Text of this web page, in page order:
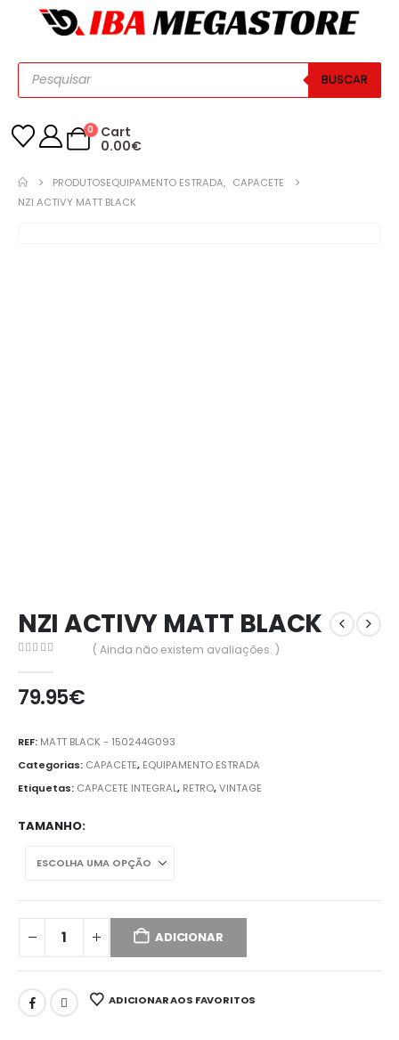
BUSCAR
0
Cart
0.00€
PRODUTOSEQUIPAMENTO ESTRADA, CAPACETE
NZI ACTIVY MATT BLACK
NZI ACTIVY MATT BLACK
( Ainda não existem avaliações. )
79.95€
REF: MATT BLACK - 150244G093
Categorias: CAPACETE, EQUIPAMENTO ESTRADA
Etiquetas: CAPACETE INTEGRAL, RETRO,VINTAGE
TAMANHO
ADICIONAR
ADICIONAR AOS FAVORITOS